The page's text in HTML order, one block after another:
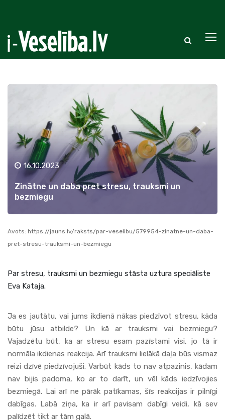
16.10.2023
Zinātne un daba pret stresu, trauksmi un
bezmiegu
Avots: https://jauns.lv/raksts/par-veselibu/579954-zinatne-un-daba-
pret-stresu-trauksmi-un-bezmiegu
Par stresu, trauksmi un bezmiegu stāsta uztura speciāliste
Eva Kataja.
Ja es jautātu, vai jums ikdienā nākas piedzīvot stresu, kāda
būtu jūsu atbilde? Un kā ar trauksmi vai bezmiegu?
Vajadzētu būt, ka ar stresu esam pazīstami visi, jo tā ir
normāla ikdienas reakcija. Arī trauksmi lielākā daļa būs vismaz
reizi dzīvē piedzīvojuši. Varbūt kāds to nav atpazinis, kādam
nav bijis padoma, ko ar to darīt, un vēl kāds iedzīvojies
bezmiegā. Lai arī ne pārāk patīkamas, šīs reakcijas ir pilnīgi
dabīgas. Labā ziņa, ka ir arī pavisam dabīgi veidi, kā sev
palīdzēt tikt ar tām galā.